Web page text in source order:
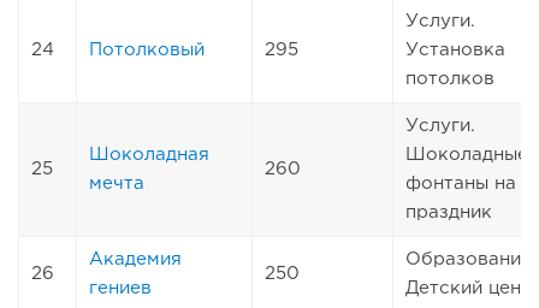
24 Потолковый 295
Услуги.
Установка
потолков
25
Шоколадная
мечта
260
Услуги.
Шоколадные
фонтаны на
праздник
26
Академия
гениев
250
Образование.
Детский